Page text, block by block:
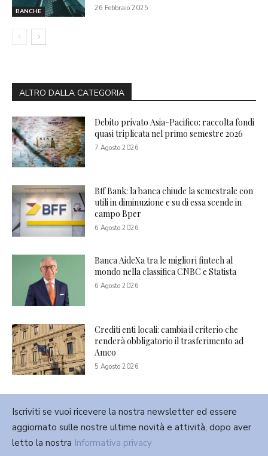
BANCHE 26 Febbraio 2025
ALTRO DALLA CATEGORIA
Debito privato Asia-Pacifico: raccolta fondi
quasi triplicata nel primo semestre 2026
7 Agosto 2026
Bff Bank: la banca chiude la semestrale con
utili in diminuzione e su di essa scende in
campo Bper
6 Agosto 2026
Banca AideXa tra le migliori fintech al
mondo nella classifica CNBC e Statista
6 Agosto 2026
Crediti enti locali: cambia il criterio che
renderà obbligatorio il trasferimento ad
Amco
5 Agosto 2026
Iscriviti se vuoi ricevere la nostra newsletter ed essere
aggiornato sulle nostre ultime novità e attività, dopo aver
letto la nostra Informativa privacy